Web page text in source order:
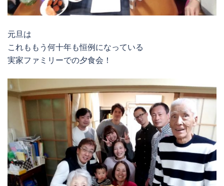
元旦は
これももう何十年も恒例になっている
実家ファミリーでの夕食会！